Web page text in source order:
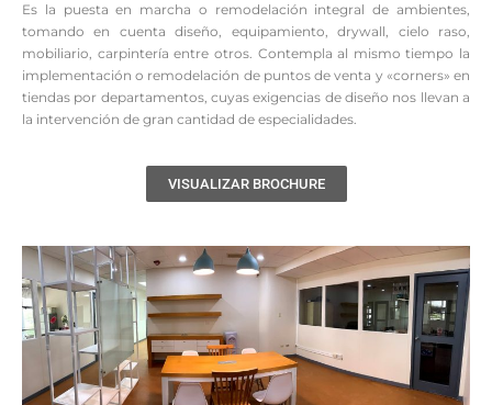
Es la puesta en marcha o remodelación integral de ambientes,
tomando en cuenta diseño, equipamiento, drywall, cielo raso,
mobiliario, carpintería entre otros. Contempla al mismo tiempo la
implementación o remodelación de puntos de venta y «corners» en
tiendas por departamentos, cuyas exigencias de diseño nos llevan a
la intervención de gran cantidad de especialidades.
VISUALIZAR BROCHURE